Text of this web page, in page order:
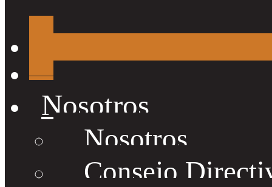
Nosotros
Nosotros
Consejo